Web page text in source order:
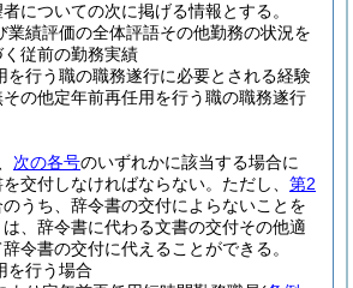
についての次に掲げる情報とする。
業績評価の全体評語その他勤務の状況を
従前の勤務実績
を行う職の職務遂行に必要とされる経験
の他定年前再任用を行う職の職務遂行
次の各号のいずれかに該当する場合に
交付しなければならない。 ただし、 第2
うち、辞令書の交付によらないことを
、辞令書に代わる文書の交付その他適
令書の交付に代えることができる。
を行う場合